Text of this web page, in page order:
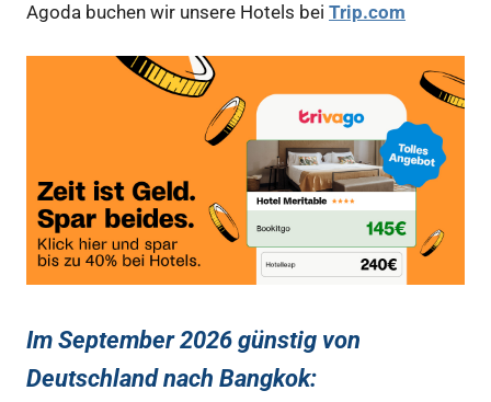
Agoda buchen wir unsere Hotels bei Trip.com
Im September 2026 günstig von
Deutschland nach Bangkok: